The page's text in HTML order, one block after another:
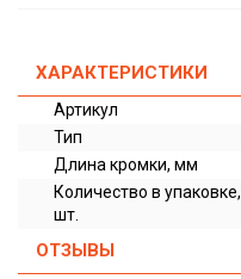
ХАРАКТЕРИСТИКИ
Артикул
Тип
Длина кромки, мм
Количество в упаковке,
шт.
ОТЗЫВЫ